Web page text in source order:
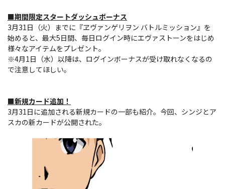
■期間限定スタートダッシュボーナス
3月31日（火）までに『ヱヴァンゲリヲン バトルミッション』を
始めると、最大5日間、毎日ログイン時にエヴァストーンをはじめ
様々なアイテムをプレゼント。
※4月1日（水）以降は、ログインボーナスが受け取れなくなるの
で注意してほしい。
■新規カード追加！
3月31日に追加される新規カードの一部も紹介。今回、シンジとア
スカの新カードが公開された。